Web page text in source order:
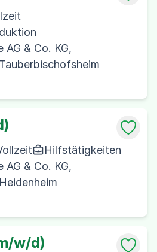
AG & Co. KG,
Hilfstätigkeiten
AG & Co. KG,
w/d)